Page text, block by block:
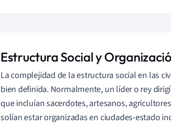
Estructura Social y
La complejidad de la estructura social en las
bien definida. Normalmente, un líder o rey
que incluían sacerdotes, artesanos,
solían estar organizadas en ciudades-estado